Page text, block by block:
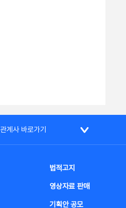
관계사 바로가기
법적고지
영상자료 판매
기획안 공모